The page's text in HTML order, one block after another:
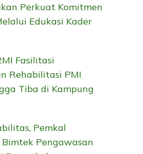
Perkuat Komitmen
Edukasi Kader
Fasilitasi
Rehabilitasi PMI
Tiba di Kampung
Pemkal
Pengawasan